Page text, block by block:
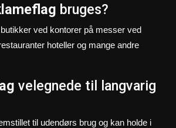
bruges?
ved kontorer på messer ved
hoteller og mange andre
velegnede til langvarig
til udendørs brug og kan holde i